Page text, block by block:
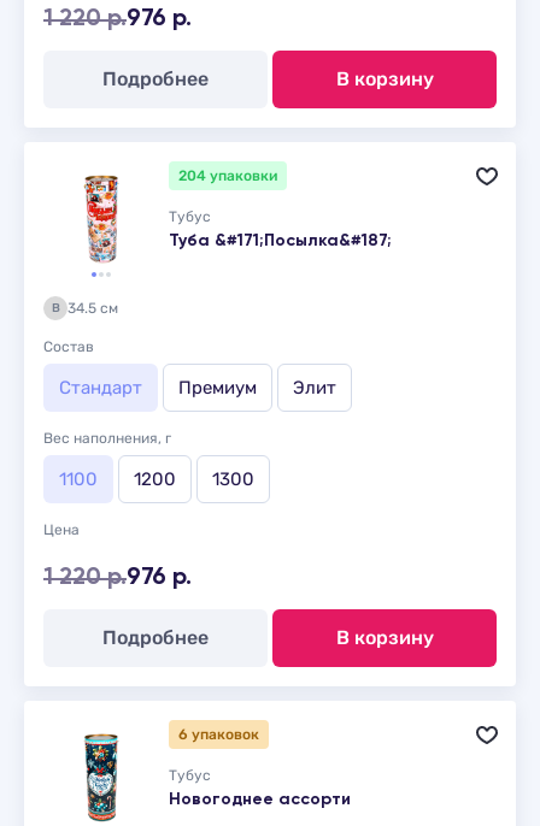
1 220 р.976 р.
Подробнее В корзину
204 упаковки
Тубус
Туба &#171;Посылка&#187;
В 34.5 см
Состав
Стандарт Премиум Элит
Вес наполнения, г
1100 1200 1300
Цена
1 220 р.976 р.
Подробнее В корзину
6 упаковок
Тубус
Новогоднее ассорти